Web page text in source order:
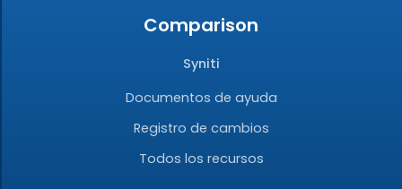
Comparison
Syniti
Documentos de ayuda
Registro de cambios
Todos los recursos